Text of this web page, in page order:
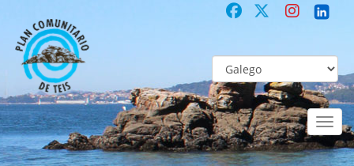
Toggle